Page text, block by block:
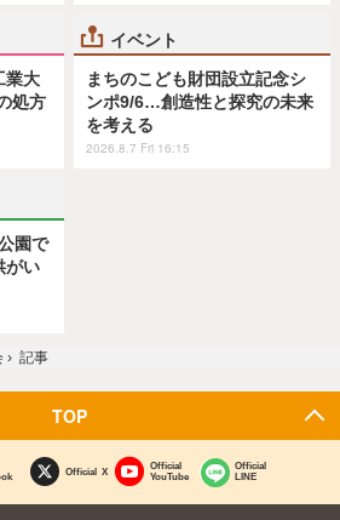
業大
処方
イベント
まちのこども財団設立記念シ
ンポ9/6…創造性と探究の未来
を考える
2026.8.7 Fri 16:15
園で
がい
› 記事
TOP
Official X
Official
YouTube
Official
LINE